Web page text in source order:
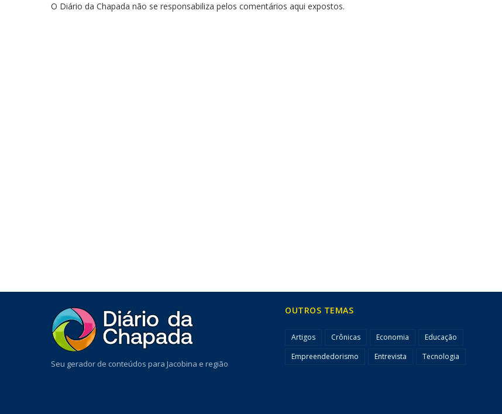
O Diário da Chapada não se responsabiliza pelos comentários aqui expostos.
Seu gerador de conteúdos para Jacobina e região
OUTROS TEMAS
Artigos Crônicas Economia
Educação
Empreendedorismo
Entrevista Tecnologia